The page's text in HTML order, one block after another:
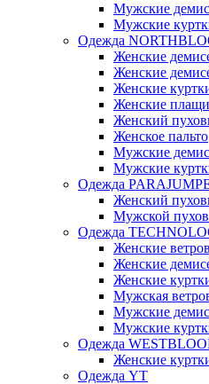
Мужские
Мужские
Одежда
Женские
Женские
Женские
Женские
Женский
Женское пальто
Мужские
Мужские
Одежда
Женский
Мужской
Одежда
Женские
Женские
Женские
Мужская
Мужские
Мужские
Одежда
Женские
Одежда YT